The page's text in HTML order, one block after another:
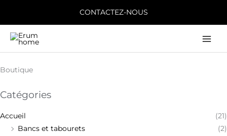
contenu
CONTACTEZ-NOUS
Main
Boutique
Catégories
Accueil
(21)
Bancs et tabourets
(2)